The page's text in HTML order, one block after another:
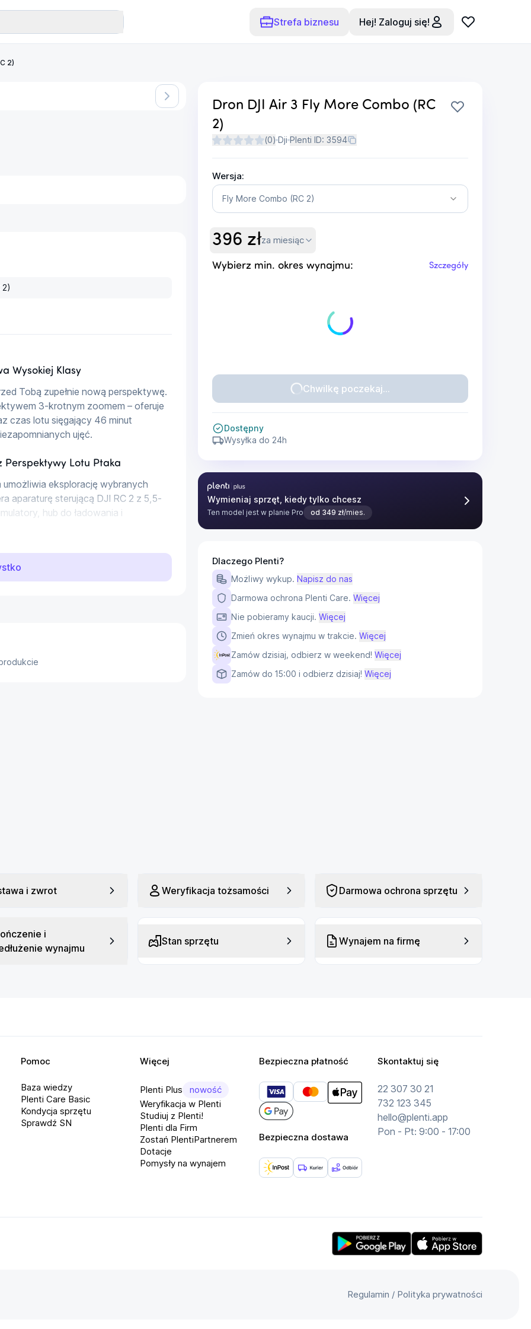
Strefa biznesu Hej! Zaloguj się!
2)
Dron DJI Air 3 Fly More Combo (RC
2)
(0) Dji Plenti ID: 3594
Wersja:
Fly More Combo (RC 2)
396 złza miesiąc
Wybierz min. okres wynajmu: Szczegóły
Chwilkę poczekaj...
Dostępny
Wysyłka do 24h
Plenti Plus
Wymieniaj sprzęt, kiedy tylko chcesz
Ten model jest w planie Pro od 349 zł/mies.
Dlaczego Plenti?
Możliwy wykup. Napisz do nas
Darmowa ochrona Plenti Care. Więcej
Nie pobieramy kaucji. Więcej
Zmień okres wynajmu w trakcie. Więcej
Zamów dzisiaj, odbierz w weekend! Więcej
Zamów do 15:00 i odbierz dzisiaj! Więcej
2)
Wysokiej Klasy
Tobą zupełnie nową perspektywę.
3-krotnym zoomem – oferuje
czas lotu sięgający 46 minut
ujęć.
Perspektywy Lotu Ptaka
umożliwia eksplorację wybranych
aparaturę sterującą DJI RC 2 z 5,5-
hub do ładowania i
dla Kreatywności
gimbalu, oferując szeroką
umożliwiając nagrywanie filmów w
i zwrot Weryfikacja tożsamości Darmowa ochrona sprzętu
i
wynajmu
Stan sprzętu Wynajem na firmę
Pomoc
Baza wiedzy
Plenti Care Basic
Kondycja sprzętu
Sprawdź SN
Więcej
Plenti Plus
nowość
Weryfikacja w Plenti
Studiuj z Plenti!
Plenti dla Firm
Zostań PlentiPartnerem
Dotacje
Pomysły na wynajem
Bezpieczna płatność
Bezpieczna dostawa
Skontaktuj się
22 307 30 21
732 123 345
hello@plenti.app
Pon - Pt: 9:00 - 17:00
Regulamin / Polityka prywatności